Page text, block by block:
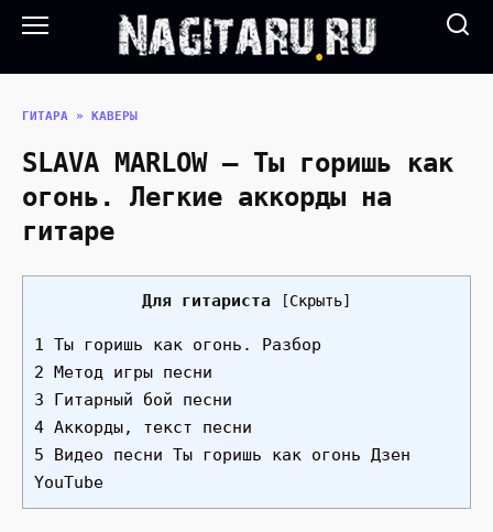
Перейти
ГИТАРА » КАВЕРЫ
SLAVA MARLOW — Ты горишь как
огонь. Легкие аккорды на
гитаре
Для гитариста [Скрыть]
1 Ты горишь как огонь. Разбор
2 Метод игры песни
3 Гитарный бой песни
4 Аккорды, текст песни
5 Видео песни Ты горишь как огонь Дзен
YouTube